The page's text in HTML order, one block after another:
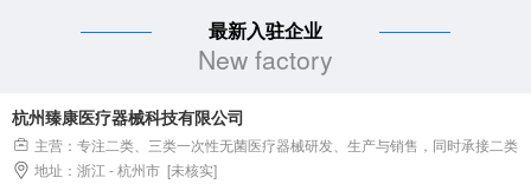
最新入驻企业
New factory
杭州臻康医疗器械科技有限公司
主营：专注二类、三类一次性无菌医疗器械研发、生产与销售，同时承接二类
一次性无菌医疗器械OEM全流程代工服务。
地址：浙江 - 杭州市 [未核实]